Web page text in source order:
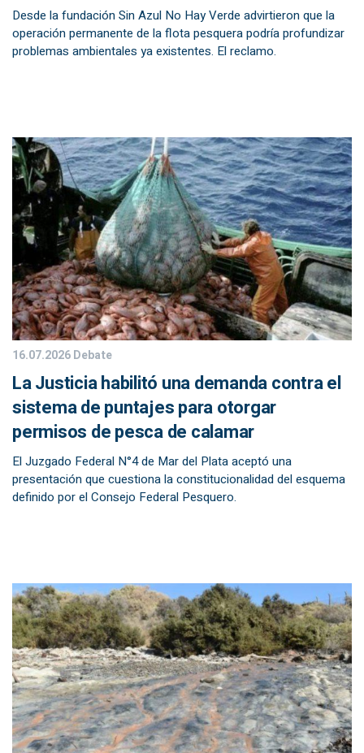
Desde la fundación Sin Azul No Hay Verde advirtieron que la
operación permanente de la flota pesquera podría profundizar
problemas ambientales ya existentes. El reclamo.
16.07.2026Debate
La Justicia habilitó una demanda contra el
sistema de puntajes para otorgar
permisos de pesca de calamar
El Juzgado Federal N°4 de Mar del Plata aceptó una
presentación que cuestiona la constitucionalidad del esquema
definido por el Consejo Federal Pesquero.